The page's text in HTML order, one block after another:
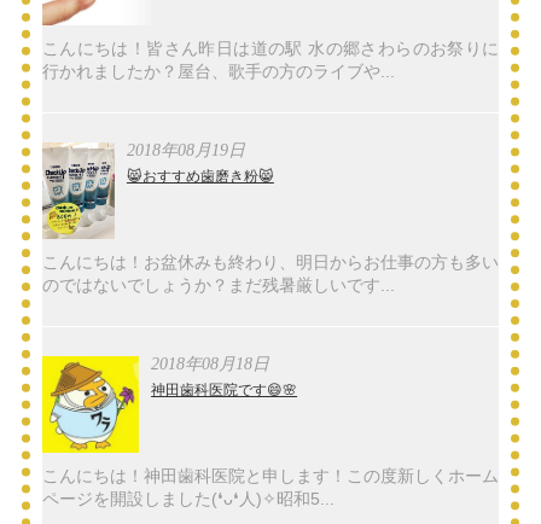
こんにちは！皆さん昨日は道の駅 水の郷さわらのお祭りに
行かれましたか？屋台、歌手の方のライブや...
2018年08月19日
😸おすすめ歯磨き粉😸
こんにちは！お盆休みも終わり、明日からお仕事の方も多い
のではないでしょうか？まだ残暑厳しいです...
2018年08月18日
神田歯科医院です😄🌸
こんにちは！神田歯科医院と申します！この度新しくホーム
ページを開設しました(❛ᴗ❛人)✧昭和5...